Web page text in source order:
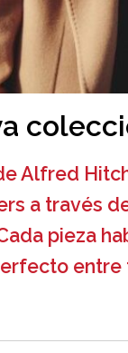
Alfred
a través
pieza